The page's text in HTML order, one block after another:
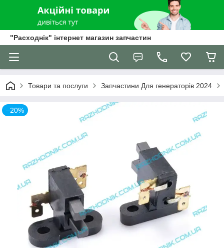
"Расходнік" інтернет магазин запчастин
Товари та послуги Запчастини Для генераторів 2024
–20%